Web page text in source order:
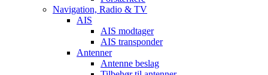
Navigation, Radio & TV
AIS
AIS modtager
AIS transponder
Antenner
Antenne beslag